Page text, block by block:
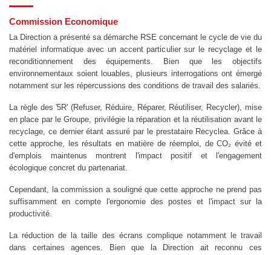
Commission Economique
La Direction a présenté sa démarche RSE concernant le cycle de vie du
matériel informatique avec un accent particulier sur le recyclage et le
reconditionnement des équipements. Bien que les objectifs
environnementaux soient louables, plusieurs interrogations ont émergé
notamment sur les répercussions des conditions de travail des salariés.
La règle des '5R' (Refuser, Réduire, Réparer, Réutiliser, Recycler), mise
en place par le Groupe, privilégie la réparation et la réutilisation avant le
recyclage, ce dernier étant assuré par le prestataire Recyclea. Grâce à
cette approche, les résultats en matière de réemploi, de CO₂ évité et
d'emplois maintenus montrent l'impact positif et l'engagement
écologique concret du partenariat.
Cependant, la commission a souligné que cette approche ne prend pas
suffisamment en compte l'ergonomie des postes et l'impact sur la
productivité.
La réduction de la taille des écrans complique notamment le travail
dans certaines agences. Bien que la Direction ait reconnu ces